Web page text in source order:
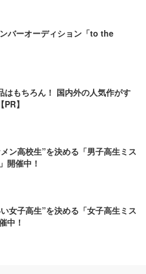
バーオーディション「to the
はもちろん！ 国内外の人気作がす
】
ン高校生”を決める「男子高生ミス
開催中！
女子高生”を決める「女子高生ミス
中！